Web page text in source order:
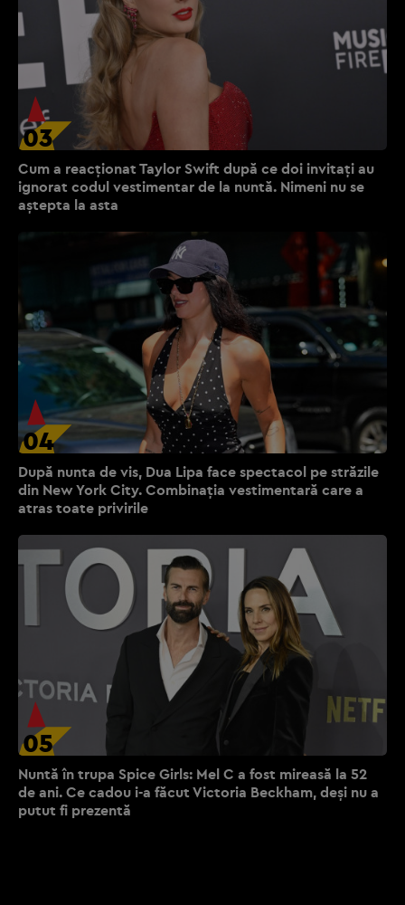
03
Cum a reacționat Taylor Swift după ce doi invitați au
ignorat codul vestimentar de la nuntă. Nimeni nu se
aștepta la asta
04
După nunta de vis, Dua Lipa face spectacol pe străzile
din New York City. Combinația vestimentară care a
atras toate privirile
05
Nuntă în trupa Spice Girls: Mel C a fost mireasă la 52
de ani. Ce cadou i-a făcut Victoria Beckham, deși nu a
putut fi prezentă